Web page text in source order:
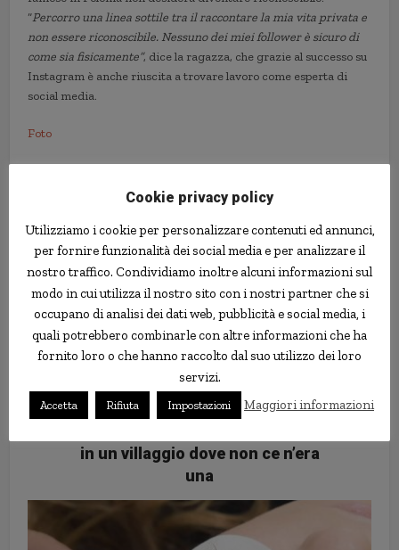
“Percorro una linea sottile tra il raccontare la mia vita privata e
non essere riconoscibile. Nessuno dei miei follower è sicuro di
come sia fisicamente”, dice la ragazza, che grazie al successo su
Instagram è anche riuscita a trovare lavoro come esperta di
social media.
Foto
Instagram Polonia successo
in un villaggio dove non ce n’era
una
Cookie privacy policy
Utilizziamo i cookie per personalizzare contenuti ed annunci,
per fornire funzionalità dei social media e per analizzare il
nostro traffico. Condividiamo inoltre alcuni informazioni sul
modo in cui utilizza il nostro sito con i nostri partner che si
occupano di analisi dei dati web, pubblicità e social media, i
quali potrebbero combinarle con altre informazioni che ha
fornito loro o che hanno raccolto dal suo utilizzo dei loro
servizi.
Accetta Rifiuta Impostazioni Maggiori informazioni